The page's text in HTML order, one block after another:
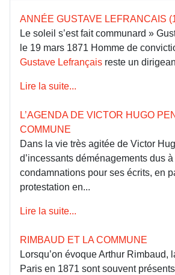
ANNÉE GUSTAVE LEFRANCAIS
Le soleil s’est fait communard »
le 19 mars 1871 Homme de
Gustave Lefrançais reste un
Lire la suite...
L’AGENDA DE VICTOR HUGO
COMMUNE
Dans la vie très agitée de Victor
d’incessants déménagements dus
condamnations pour ses écrits, en
protestation en...
Lire la suite...
RIMBAUD ET LA COMMUNE
Lorsqu’on évoque Arthur Rimbaud,
Paris en 1871 sont souvent